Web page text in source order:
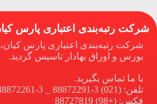
شرکت رتبه‌بندی اعتباری پارس
شرکت رتبه‌بندی اعتباری پارس
بورس و اوراق بهادار تاسیس گردید.
با ما تماس بگیرید.
تلفن: (021) 3-88872291 _ 3-88872261 _ 88880192
فکس: (+98) 88727819